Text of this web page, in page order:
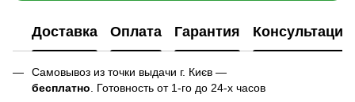
Доставка Оплата Гарантия Консультация
Самовывоз из точки выдачи г. Києв —
бесплатно . Готовность от 1-го до 24-х часов